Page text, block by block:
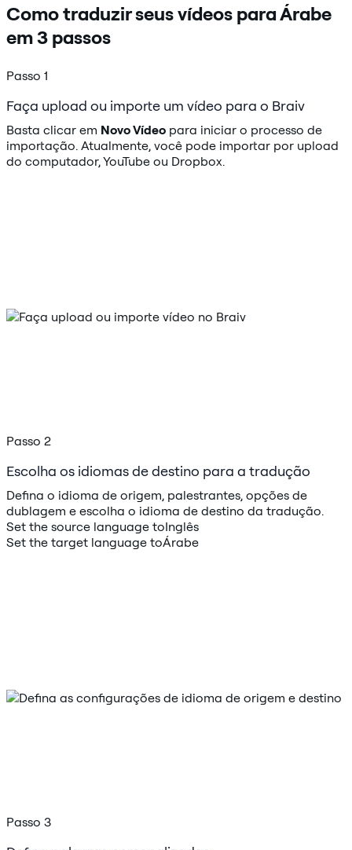
Como traduzir seus vídeos para Árabe
em 3 passos
Passo 1
Faça upload ou importe um vídeo para o Braiv
Basta clicar em Novo Vídeo para iniciar o processo de
importação. Atualmente, você pode importar por upload
do computador, YouTube ou Dropbox.
Passo 2
Escolha os idiomas de destino para a tradução
Defina o idioma de origem, palestrantes, opções de
dublagem e escolha o idioma de destino da tradução.
Set the source language toInglês
Set the target language toÁrabe
Passo 3